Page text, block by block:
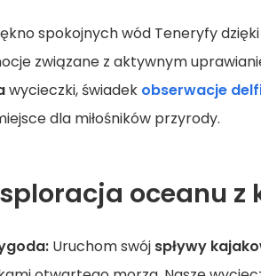
spokojnych wód Teneryfy
związane z aktywnym
wycieczki, świadek obserwacje
dla miłośników przyrody.
oceanu z
Uruchom swój spływy